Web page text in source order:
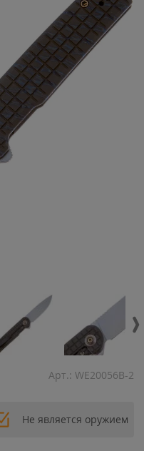
Арт.: WE20056B-2
Не является оружием